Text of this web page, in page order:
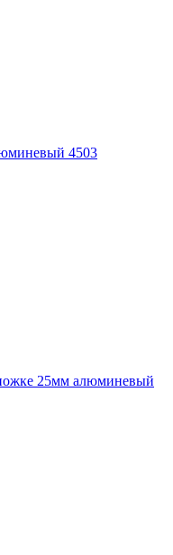
4503
25мм алюминевый